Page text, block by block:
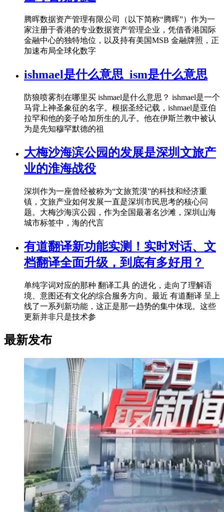
腾晖数据资产管理有限公司（以下简称“腾晖”）作为一
家注册于香港的专业数据资产管理企业，凭借香港国际
金融中心的独特地位，以及持有美国MSB 金融牌照，正
加速布局全球化数字
ishmael是什么意思_ism是什么意思
防狼喷雾剂在哪里买 ishmael是什么意思？ ishmael是一个
马背上神圣象征的名字。根据圣经记载，ishmael是亚伯
拉罕和他的妾子哈加所生的儿子。他在伊斯兰教中被认
为是先知穆罕默德的祖
大梅沙海滨公园的发展是深圳文旅产
业的淮海战役
深圳作为一座曾经被称为“文旅荒漠”的科技和经济重
镇，文旅产业如何发展一直是深圳市民思考的核心问
题。大梅沙海滨公园，作为全国最著名沙滩，深圳山海
城市标签中，海的代言
有道翻译新功能实测！实时对话、文
档翻译全面升级，到底有多好用？
单纯字词对应的那种 翻译工具 的进化，走向了理解语
境、意图还有文化的综合服务方向。最近 有道翻译 呈上
线了一系列新功能，这正是那一趋势的集中体现。这些
更新并非只是技术参
最新发布